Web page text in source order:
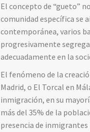
El concepto de “gueto”
comunidad específica se
contemporánea, varios
progresivamente
adecuadamente en la
El fenómeno de la
Madrid, o El Torcal en
inmigración, en su
más del 35% de la
presencia de